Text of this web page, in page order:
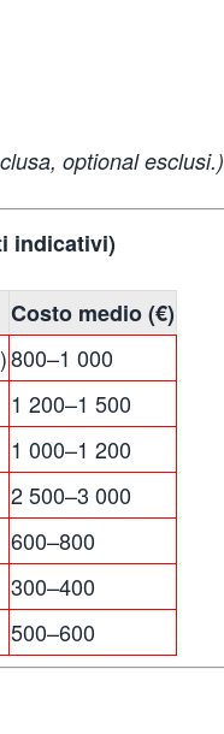
optional esclusi.)
indicativi)
Costo medio (€)
800–1 000
1 200–1 500
1 000–1 200
2 500–3 000
600–800
300–400
500–600